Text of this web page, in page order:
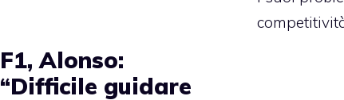
F1, Alonso:
“Difficile guidare